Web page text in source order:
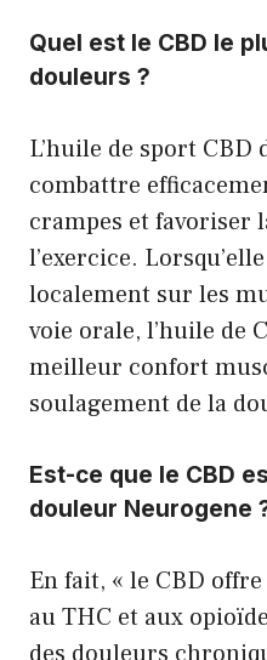
Quel est le CBD le
douleurs ?
L’huile de sport CBD
combattre
crampes et favoriser
l’exercice.
localement sur les
voie orale, l’huile de
meilleur confort
soulagement de la
Est-ce que le CBD
douleur Neurogene
En fait, « le CBD
au THC et aux
des douleurs